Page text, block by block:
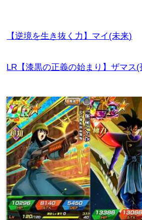
【逆境を生き抜く力】マイ(未来)
LR【漆黒の正義の始まり】ザマス(